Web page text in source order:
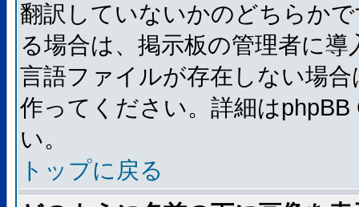
翻訳していないかのどちらか
る場合は、掲示板の管理者に
言語ファイルが存在しない場
作ってください。詳細は
い。
トップに戻る